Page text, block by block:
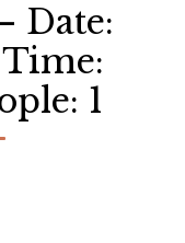
Date:
1